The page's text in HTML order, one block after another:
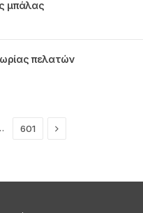
μπάλας
πελατών
601 Next